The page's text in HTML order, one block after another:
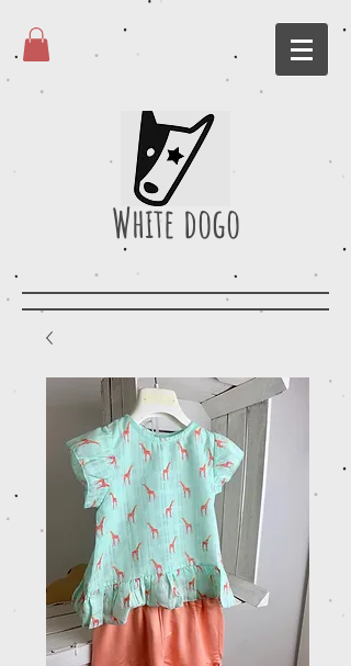
White dogo